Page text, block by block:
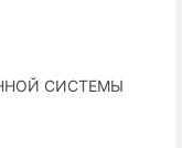
СИСТЕМЫ